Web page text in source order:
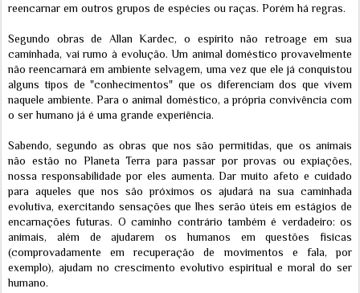
reencarnar em outros grupos de espécies ou raças. Porém há regras.
Segundo obras de Allan Kardec, o espírito não retroage em sua
caminhada, vai rumo à evolução. Um animal doméstico provavelmente
não reencarnará em ambiente selvagem, uma vez que ele já conquistou
alguns tipos de "conhecimentos" que os diferenciam dos que vivem
naquele ambiente. Para o animal doméstico, a própria convivência com
o ser humano já é uma grande experiência.
Sabendo, segundo as obras que nos são permitidas, que os animais
não estão no Planeta Terra para passar por provas ou expiações,
nossa responsabilidade por eles aumenta. Dar muito afeto e cuidado
para aqueles que nos são próximos os ajudará na sua caminhada
evolutiva, exercitando sensações que lhes serão úteis em estágios de
encarnações futuras. O caminho contrário também é verdadeiro: os
animais, além de ajudarem os humanos em questões físicas
(comprovadamente em recuperação de movimentos e fala, por
exemplo), ajudam no crescimento evolutivo espiritual e moral do ser
humano.